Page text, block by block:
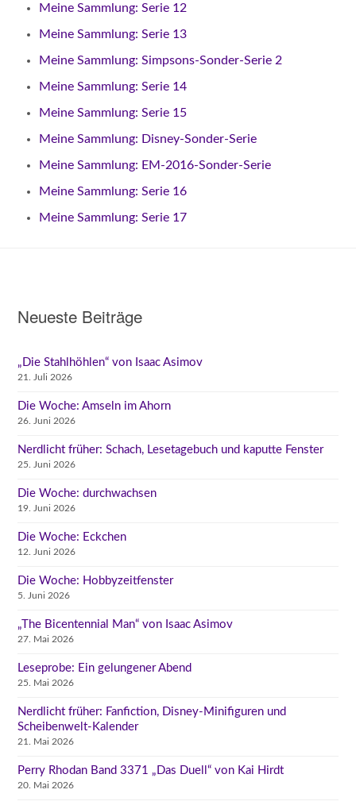
Meine Sammlung: Serie 12
Meine Sammlung: Serie 13
Meine Sammlung: Simpsons-Sonder-Serie 2
Meine Sammlung: Serie 14
Meine Sammlung: Serie 15
Meine Sammlung: Disney-Sonder-Serie
Meine Sammlung: EM-2016-Sonder-Serie
Meine Sammlung: Serie 16
Meine Sammlung: Serie 17
Neueste Beiträge
„Die Stahlhöhlen“ von Isaac Asimov
21. Juli 2026
Die Woche: Amseln im Ahorn
26. Juni 2026
Nerdlicht früher: Schach, Lesetagebuch und kaputte Fenster
25. Juni 2026
Die Woche: durchwachsen
19. Juni 2026
Die Woche: Eckchen
12. Juni 2026
Die Woche: Hobbyzeitfenster
5. Juni 2026
„The Bicentennial Man“ von Isaac Asimov
27. Mai 2026
Leseprobe: Ein gelungener Abend
25. Mai 2026
Nerdlicht früher: Fanfiction, Disney-Minifiguren und
Scheibenwelt-Kalender
21. Mai 2026
Perry Rhodan Band 3371 „Das Duell“ von Kai Hirdt
20. Mai 2026